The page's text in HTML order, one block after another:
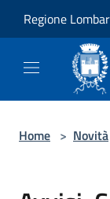
Regione
Home > Novità